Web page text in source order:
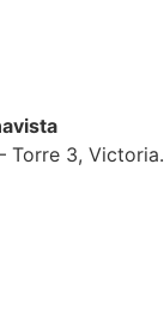
Torre 3, Victoria.